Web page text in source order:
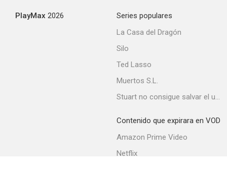
PlayMax 2026
Series populares
La Casa del Dragón
Silo
Ted Lasso
Muertos S.L.
Stuart no consigue salvar el universo
Contenido que expirara en VOD
Amazon Prime Video
Netflix